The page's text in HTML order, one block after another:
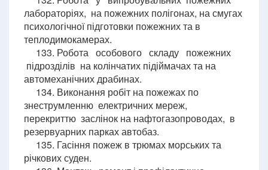
лабораторіях, на пожежних полігонах, на смугах
психологічної підготовки пожежних та в
теплодимокамерах.
133. Робота особового складу пожежних
підрозділів на колінчатих підіймачах та на
автомеханічних драбинах.
134. Виконання робіт на пожежах по
знеструмленню електричних мереж,
перекриттю заслінок на нафтогазопроводах, в
резервуарних парках автобаз.
135. Гасіння пожеж в трюмах морських та
річкових суден.